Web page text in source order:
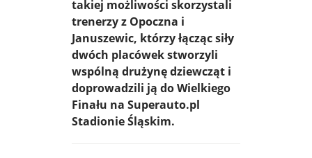
takiej możliwości skorzystali
trenerzy z Opoczna i
Januszewic, którzy łącząc siły
dwóch placówek stworzyli
wspólną drużynę dziewcząt i
doprowadzili ją do Wielkiego
Finału na Superauto.pl
Stadionie Śląskim.